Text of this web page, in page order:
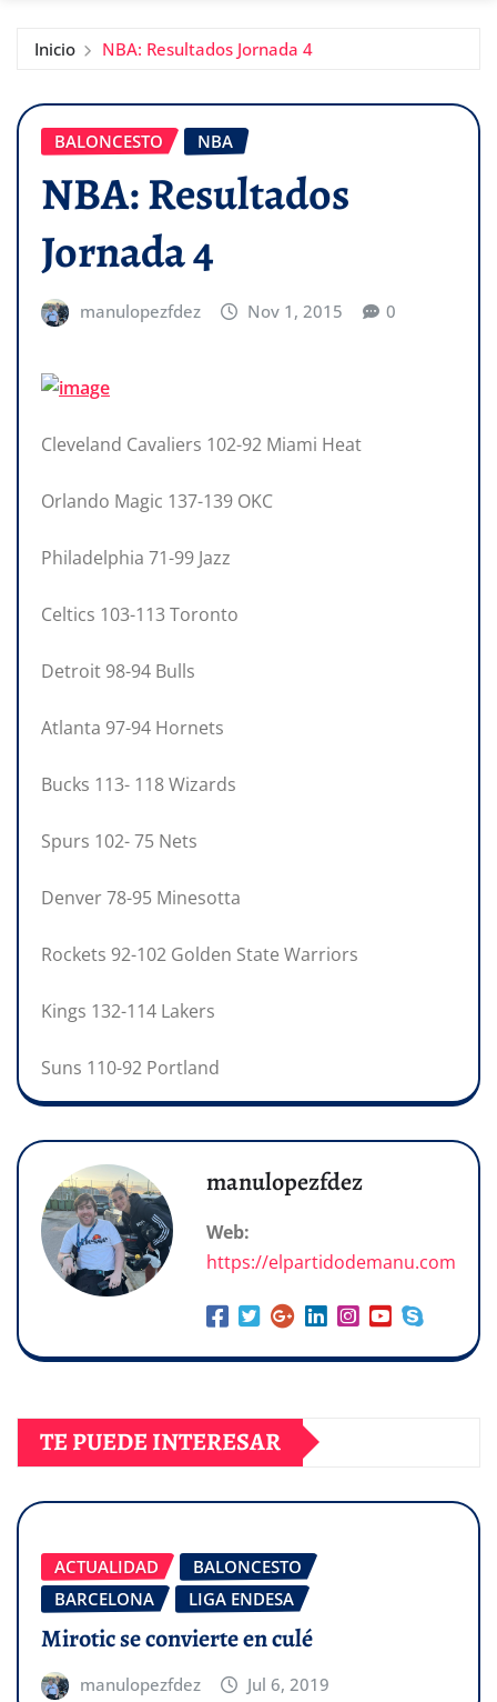
Inicio NBA: Resultados Jornada 4
BALONCESTO NBA
NBA: Resultados
Jornada 4
manulopezfdez Nov 1, 2015 0
Cleveland Cavaliers 102-92 Miami Heat
Orlando Magic 137-139 OKC
Philadelphia 71-99 Jazz
Celtics 103-113 Toronto
Detroit 98-94 Bulls
Atlanta 97-94 Hornets
Bucks 113- 118 Wizards
Spurs 102- 75 Nets
Denver 78-95 Minesotta
Rockets 92-102 Golden State Warriors
Kings 132-114 Lakers
Suns 110-92 Portland
manulopezfdez
Web:
https://elpartidodemanu.com
TE PUEDE INTERESAR
ACTUALIDAD
BALONCESTO
BARCELONA
LIGA ENDESA
Mirotic se convierte en culé
manulopezfdez Jul 6, 2019